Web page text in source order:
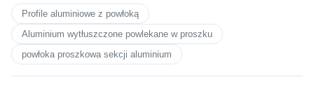
Profile aluminiowe z powłoką
Aluminium wytłuszczone powlekane w proszku
powłoka proszkowa sekcji aluminium